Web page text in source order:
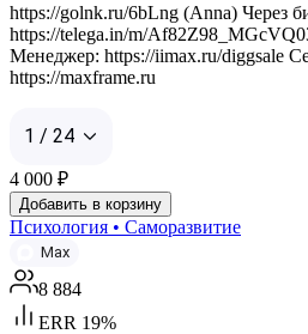
https://golnk.ru/6bLng (Anna) Через
https://telega.in/m/
Менеджер: https://iimax.ru/diggsale
https://maxframe.ru
1 / 24
4 000 ₽
Добавить в корзину
Психология • Саморазвитие
Max
8 884
ERR 19%